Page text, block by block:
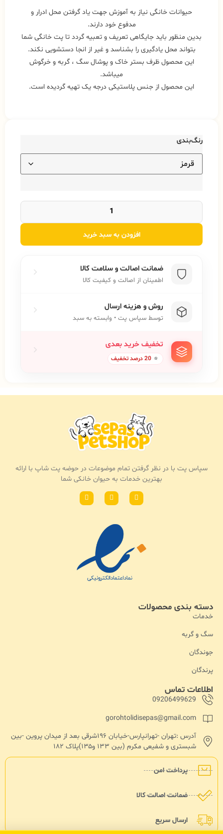
حیوانات خانگی نیاز به آموزش جهت یاد گرفتن محل ادرار و
مدفوع خود دارند.
بدین منظور باید جایگاهی تعریف و تعبیه گردد تا پت خانگی شما
بتواند محل یادگیری را بشناسد و غیر از انجا دستشویی نکند.
این محصول ظرف بستر خاک و پوشال سگ ، گربه و خرگوش
میباشد.
این محصول از جنس پلاستیکی درجه یک تهیه گردیده است.
رنگ‌بندی
افزودن به سبد خرید
ضمانت اصالت و سلامت کالا
اطمینان از اصالت و کیفیت کالا
روش و هزینه ارسال
توسط سپاس پت • وابسته به سبد
تخفیف خرید بعدی
⭐ 20 درصد تخفیف
پرداخت امن
ضمانت اصالت کالا
ارسال سریع
اطلاعات تماس
09206499629
gorohtolidisepas@gmail.com
آدرس :تهران -تهرانپارس-خیابان ۱۹۶شرقی بعد از میدان پروین -بین
شبستری و شفیعی مکرم (بین ۱۳۳ و۱۳۵)پلاک ۱۸۲
دسته بندی محصولات
خدمات
سگ و گربه
جوندگان
پرندگان
سپاس پت با در نظر گرفتن تمام موضوعات در حوضه پت شاپ با ارائه
بهترین خدمات به حیوان خانکی شما